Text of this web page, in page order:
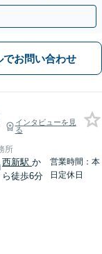
。
でお問い合わせ
インタビューを見
る
所
西新駅 か
ら徒歩6分
営業時間：本
日定休日